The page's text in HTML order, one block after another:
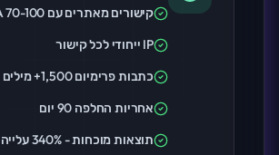
קישורים מאתרים עם DA 70-100
IP ייחודי לכל קישור
כתבות פרימיום 1,500+ מילים
אחריות החלפה 90 יום
תוצאות מוכחות - 340% עלייה ממוצעת